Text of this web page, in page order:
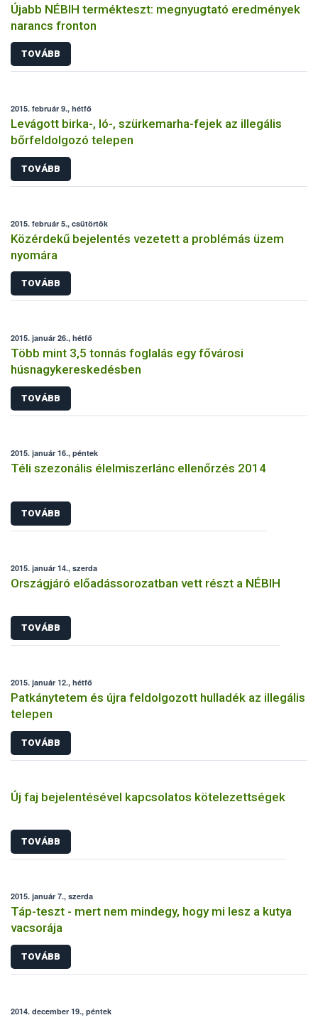
Újabb NÉBIH termékteszt: megnyugtató eredmények
narancs fronton
TOVÁBB
2015. február 9., hétfő
Levágott birka-, ló-, szürkemarha-fejek az illegális
bőrfeldolgozó telepen
TOVÁBB
2015. február 5., csütörtök
Közérdekű bejelentés vezetett a problémás üzem
nyomára
TOVÁBB
2015. január 26., hétfő
Több mint 3,5 tonnás foglalás egy fővárosi
húsnagykereskedésben
TOVÁBB
2015. január 16., péntek
Téli szezonális élelmiszerlánc ellenőrzés 2014
TOVÁBB
2015. január 14., szerda
Országjáró előadássorozatban vett részt a NÉBIH
TOVÁBB
2015. január 12., hétfő
Patkánytetem és újra feldolgozott hulladék az illegális
telepen
TOVÁBB
Új faj bejelentésével kapcsolatos kötelezettségek
TOVÁBB
2015. január 7., szerda
Táp-teszt - mert nem mindegy, hogy mi lesz a kutya
vacsorája
TOVÁBB
2014. december 19., péntek